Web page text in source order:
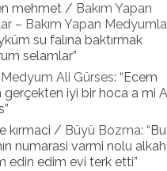
mehmet/ Bakım Yapan
– Bakım Yapan
su falına baktırmak
selamlar”
Medyum Ali Gürses: “ Ecem
gerçekten iyi bir hoca a mi
”
kırmaci / Büyü Bozma: “ Bu
numarasi varmi nolu
edin edim evi terk etti”